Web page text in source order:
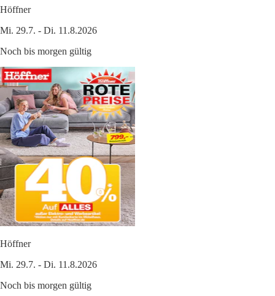
Höffner
Mi. 29.7. - Di. 11.8.2026
Noch bis morgen gültig
Höffner
Mi. 29.7. - Di. 11.8.2026
Noch bis morgen gültig